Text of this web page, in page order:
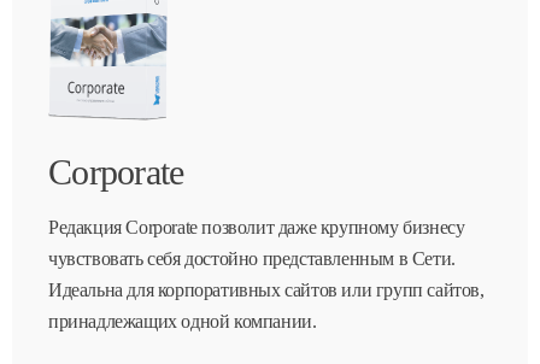
Corporate
Редакция Corporate позволит даже крупному бизнесу
чувствовать себя достойно представленным в Сети.
Идеальна для корпоративных сайтов или групп сайтов,
принадлежащих одной компании.